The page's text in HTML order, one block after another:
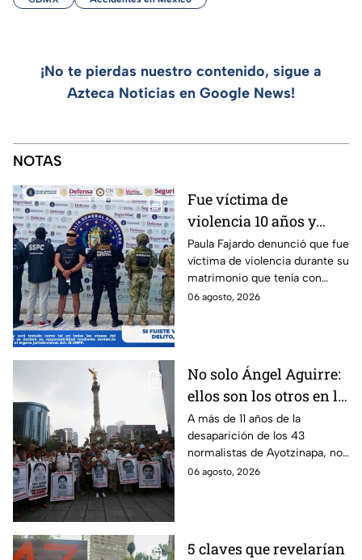
¡No te pierdas nuestro contenido, sigue a
Azteca Noticias en Google News!
NOTAS
Fue víctima de
violencia 10 años y
hasta ahora detienen al
presunto agresor: el
caso de Paula Fajardo
Paula Fajardo denunció que fue
víctima de violencia durante su
matrimonio que tenía con
Jorge Francisco “N”, quien fue
06 agosto, 2026
No solo Ángel Aguirre:
ellos son los otros en la
lupa por el caso
Ayotzinapa
A más de 11 años de la
desaparición de los 43
normalistas de Ayotzinapa, no
se ha conocido el paradero de
06 agosto, 2026
5 claves que revelarían